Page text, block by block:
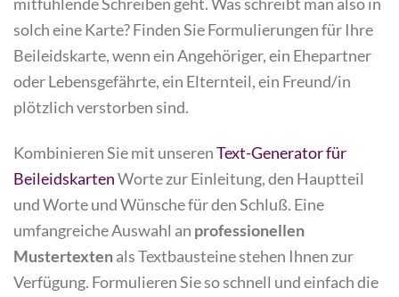
solch eine Karte? Finden Sie Formulierungen für Ihre
Beileidskarte, wenn ein Angehöriger, ein Ehepartner
oder Lebensgefährte, ein Elternteil, ein Freund/in
plötzlich verstorben sind.
Kombinieren Sie mit unserenText-Generator für
BeileidskartenWorte zur Einleitung, den Hauptteil
und Worte und Wünsche für den Schluß. Eine
umfangreiche Auswahl an professionellen
Mustertextenals Textbausteine stehen Ihnen zur
Verfügung. Formulieren Sie so schnell und einfach die